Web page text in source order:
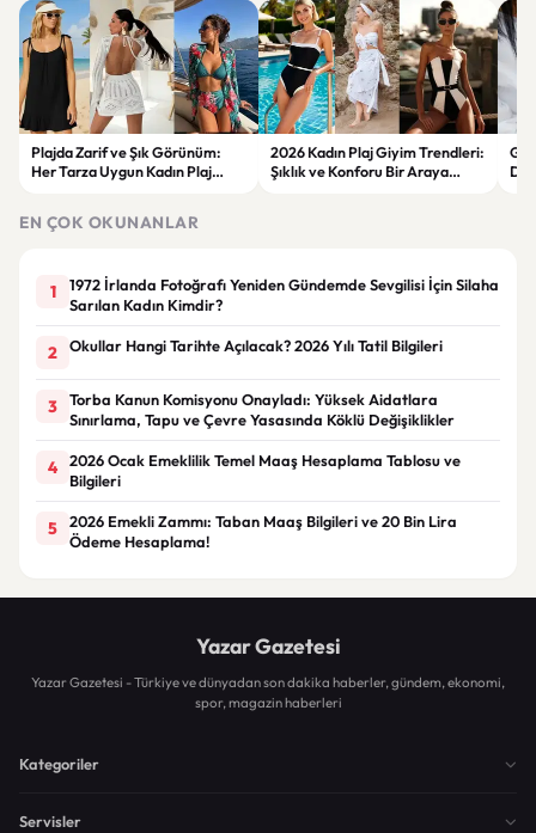
Plajda Zarif ve Şık Görünüm:
Her Tarza Uygun Kadın Plaj
2026 Kadın Plaj Giyim Trendleri:
Şıklık ve Konforu Bir Araya
EN ÇOK OKUNANLAR
1
1972 İrlanda Fotoğrafı Yeniden Gündemde Sevgilisi İçin Silaha
Sarılan Kadın Kimdir?
2 Okullar Hangi Tarihte Açılacak? 2026 Yılı Tatil Bilgileri
3
Torba Kanun Komisyonu Onayladı: Yüksek Aidatlara
Sınırlama, Tapu ve Çevre Yasasında Köklü Değişiklikler
4
2026 Ocak Emeklilik Temel Maaş Hesaplama Tablosu ve
Bilgileri
5
2026 Emekli Zammı: Taban Maaş Bilgileri ve 20 Bin Lira
Ödeme Hesaplama!
Yazar Gazetesi
Yazar Gazetesi - Türkiye ve dünyadan son dakika haberler, gündem, ekonomi,
spor, magazin haberleri
Kategoriler
Servisler